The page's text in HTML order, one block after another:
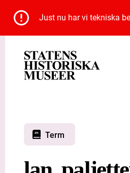
Just nu har vi tekniska
Term